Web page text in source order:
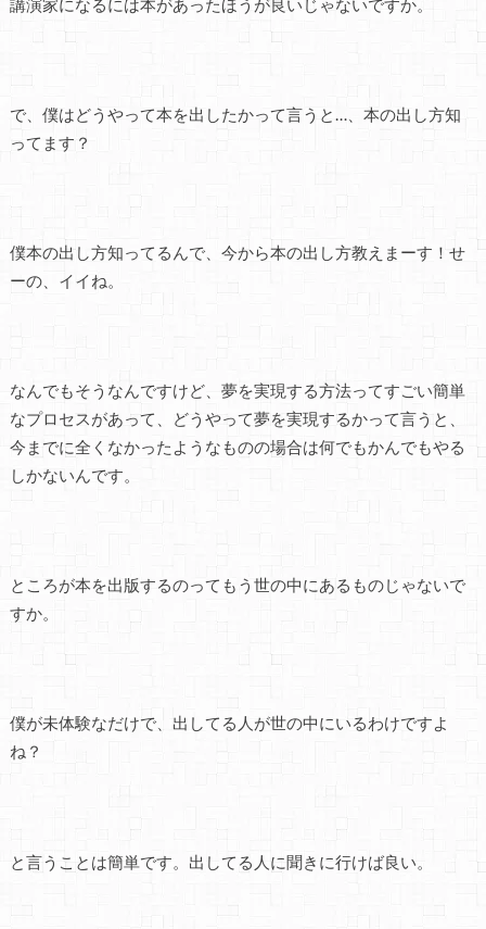
講演家になるには本があったほうが良いじゃないですか。
で、僕はどうやって本を出したかって言うと…、本の出し方知
ってます？
僕本の出し方知ってるんで、今から本の出し方教えまーす！せ
ーの、イイね。
なんでもそうなんですけど、夢を実現する方法ってすごい簡単
なプロセスがあって、どうやって夢を実現するかって言うと、
今までに全くなかったようなものの場合は何でもかんでもやる
しかないんです。
ところが本を出版するのってもう世の中にあるものじゃないで
すか。
僕が未体験なだけで、出してる人が世の中にいるわけですよ
ね？
と言うことは簡単です。出してる人に聞きに行けば良い。